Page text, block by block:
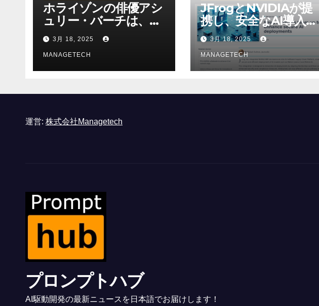
ホライゾンの俳優アシ
ュリー・バーチは、ソ
ニーのAIアロイのビデ
オを見て「ゲームパフ
ォーマンスという芸術
形式に不安を感じた」
3月 18, 2025
MANAGETECH
JFrogとNVIDIAが提
携し、安全なAI導入を
強化
3月 18, 2025
MANAGETECH
運営: 株式会社Managetech
プロンプトハブ
AI駆動開発の最新ニュースを日本語でお届けします！